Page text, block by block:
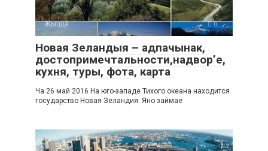
Жыццё 0
Новая Зеландыя – адпачынак,
достопримечтальности,надвор’е,
кухня, туры, фота, карта
Ча 26 май 2016 На юго-западе Тихого океана находится
государство Новая Зеландия. Яно займае